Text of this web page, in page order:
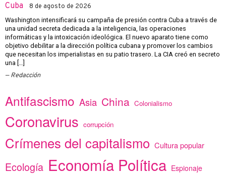
Cuba
8 de agosto de 2026
Washington intensificará su campaña de presión contra Cuba a través de
una unidad secreta dedicada a la inteligencia, las operaciones
informáticas y la intoxicación ideológica. El nuevo aparato tiene como
objetivo debilitar a la dirección política cubana y promover los cambios
que necesitan los imperialistas en su patio trasero. La CIA creó en secreto
una […]
Redacción
Antifascismo Asia China Colonialismo
Coronavirus corrupción
Crímenes del capitalismo Cultura popular
Ecología Economía Política Espionaje